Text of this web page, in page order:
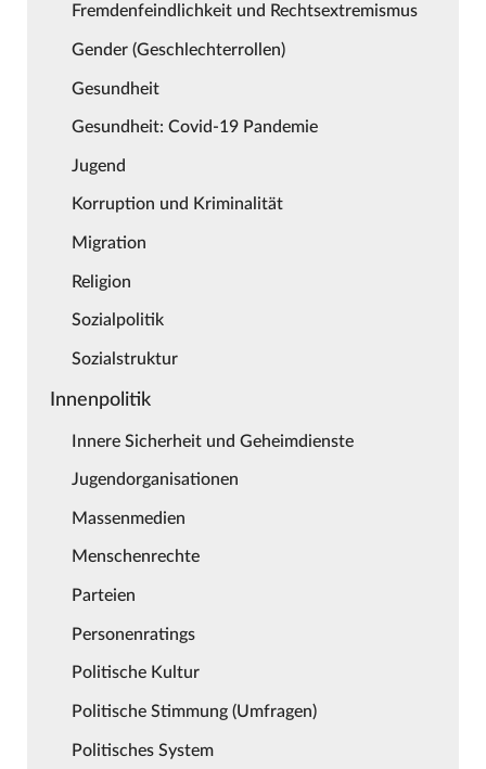
Fremdenfeindlichkeit und Rechtsextremismus
Gender (Geschlechterrollen)
Gesundheit
Gesundheit: Covid-19 Pandemie
Jugend
Korruption und Kriminalität
Migration
Religion
Sozialpolitik
Sozialstruktur
Innenpolitik
Innere Sicherheit und Geheimdienste
Jugendorganisationen
Massenmedien
Menschenrechte
Parteien
Personenratings
Politische Kultur
Politische Stimmung (Umfragen)
Politisches System